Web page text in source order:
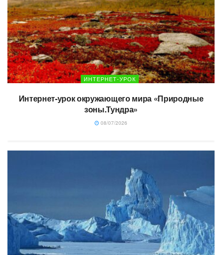
ИНТЕРНЕТ-УРОК
Интернет-урок окружающего мира «Природные
зоны.Тундра»
08/07/2026